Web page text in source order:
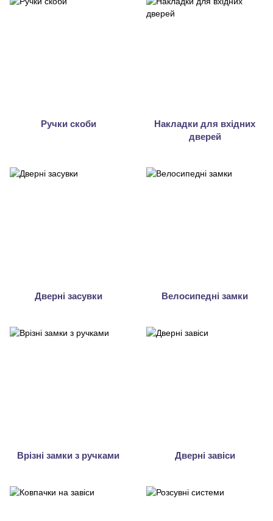
Ручки скоби
Накладки для вхідних
дверей
Дверні засувки Велосипедні замки
Врізні замки з ручками Дверні завіси